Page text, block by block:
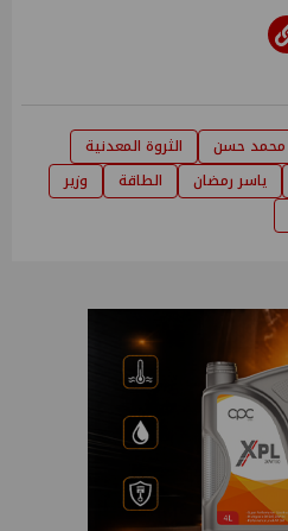
محمد حسن
الثروة المعدنية
ياسر رمضان الطاقة
وزير